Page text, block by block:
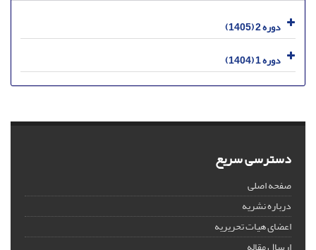
دوره 2 (1405)
دوره 1 (1404)
دسترسی سریع
صفحه اصلی
درباره نشریه
اعضای هیات تحریریه